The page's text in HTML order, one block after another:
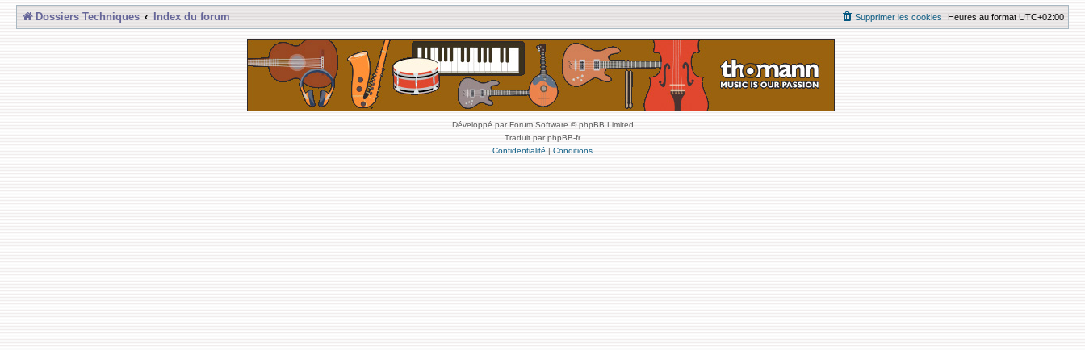
Dossiers Techniques Index du forum Heures au format UTC+02:00
Supprimer les cookies
Développé par Forum Software © phpBB Limited
Traduit par phpBB-fr
Confidentialité | Conditions